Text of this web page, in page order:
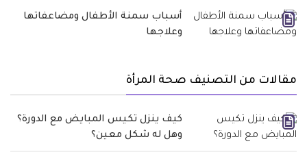
أسباب سمنة الأطفال ومضاعفاتها
وعلاجها
مقالات من التصنيف صحة المرأة
كيف ينزل تكيس المبايض مع الدورة؟
وهل له شكل معين؟